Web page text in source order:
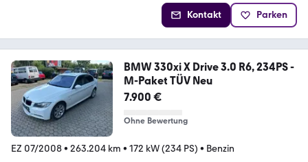
Kontakt Parken
BMW 330xi X Drive 3.0 R6, 234PS -
M-Paket TÜV Neu
7.900 €
Ohne Bewertung
EZ 07/2008• 263.204 km • 172 kW (234 PS) • Benzin